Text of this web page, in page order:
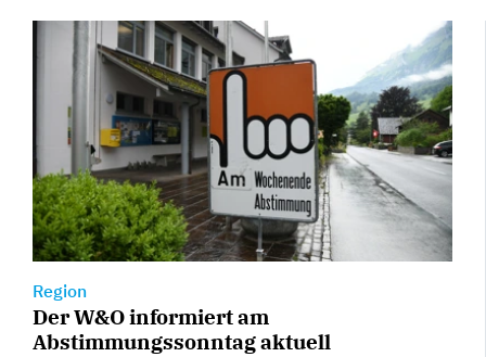
Region
Der W&O informiert am
Abstimmungssonntag aktuell